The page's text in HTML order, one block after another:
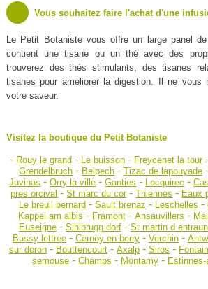
Vous souhaitez faire l'achat d'une
Le Petit Botaniste vous offre un large panel
contient une tisane ou un thé avec des
trouverez des thés stimulants, des tisanes
tisanes pour améliorer la digestion. Il ne vous
votre saveur.
Visitez la boutique du Petit Botaniste
- Rouy le grand - Le buisson - Freycenet la tour-
Grendelbruch - Belpech -Tizac de lapouyade -
Juvinas -Orry la ville -Ganties - Locquirec -
pres orcival -St marc du cor-Thiennes - Eaux
Le breuil bernard -Sault brenaz - Leschelles -
Kappel am albis - Framont -Ansauvillers -
Euseigne- Sihlbrugg dorf- St martin d
Bussy lettree- Cernoy en berry- Verchin-
sur doron- Bouttencourt- Axalp- Siros -
semouse -Champs - Montamy - Estinnes-